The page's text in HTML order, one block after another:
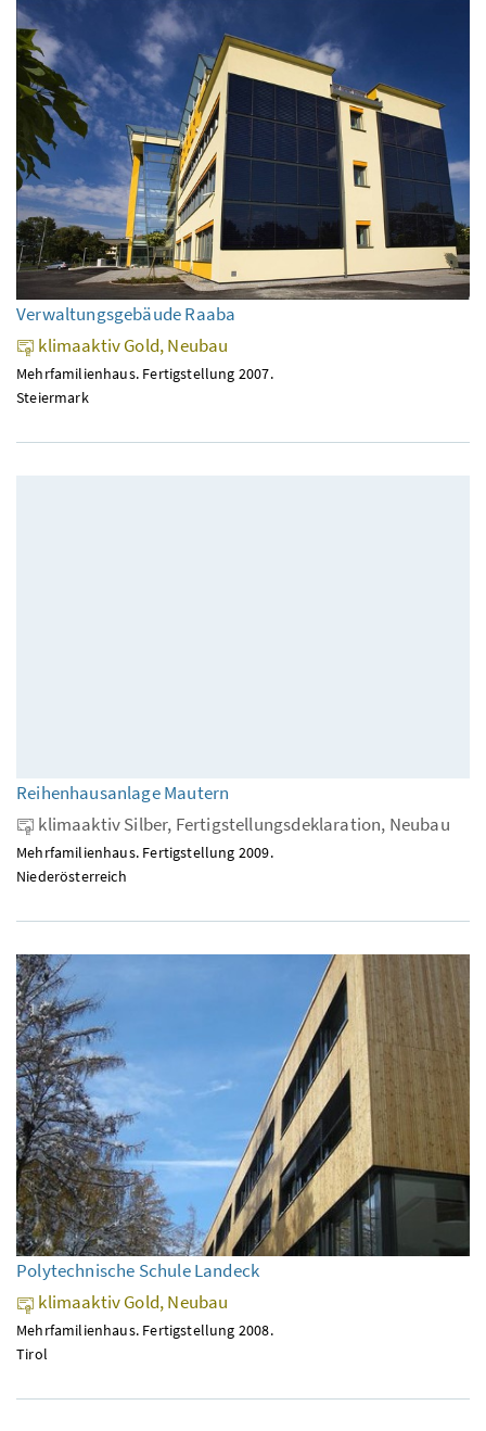
Verwaltungsgebäude Raaba
klimaaktiv Gold, Neubau
Mehrfamilienhaus. Fertigstellung 2007.
Steiermark
Reihenhausanlage Mautern
klimaaktiv Silber, Fertigstellungsdeklaration, Neubau
Mehrfamilienhaus. Fertigstellung 2009.
Niederösterreich
Polytechnische Schule Landeck
klimaaktiv Gold, Neubau
Mehrfamilienhaus. Fertigstellung 2008.
Tirol